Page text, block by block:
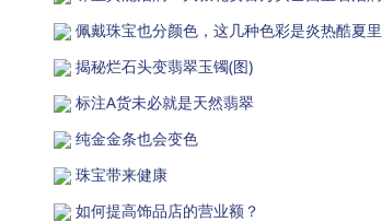
佩戴珠宝也分颜色，这几种色彩是炎热酷夏里
揭秘烂石头变翡翠玉镯(图)
标注A货未必就是天然翡翠
纯金金条也会变色
珠宝带来健康
如何提高饰品店的营业额？